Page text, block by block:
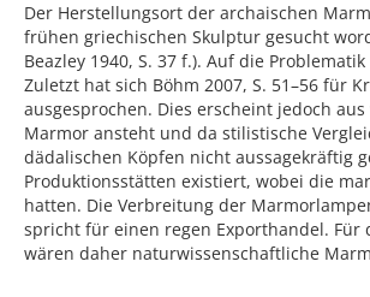
Der Herstellungsort der archaischen
frühen griechischen Skulptur gesucht
Beazley 1940, S. 37 f.). Auf die
Zuletzt hat sich Böhm 2007, S. 51–56 für
ausgesprochen. Dies erscheint jedoch
Marmor ansteht und da stilistische
dädalischen Köpfen nicht aussagekräftig
Produktionsstätten existiert, wobei die
hatten. Die Verbreitung der
spricht für einen regen Exporthandel.
wären daher naturwissenschaftliche